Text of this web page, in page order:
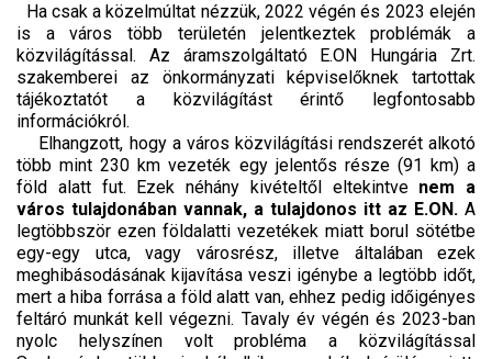
Ha csak a közelmúltat nézzük, 2022 végén és 2023 elején
is a város több területén jelentkeztek problémák a
közvilágítással. Az áramszolgáltató E.ON Hungária Zrt.
szakemberei az önkormányzati képviselőknek tartottak
tájékoztatót a közvilágítást érintő legfontosabb
információkról.
Elhangzott, hogy a város közvilágítási rendszerét alkotó
több mint 230 km vezeték egy jelentős része (91 km) a
föld alatt fut. Ezek néhány kivételtől eltekintve nem a
város tulajdonában vannak, a tulajdonos itt az E.ON. A
legtöbbször ezen földalatti vezetékek miatt borul sötétbe
egy-egy utca, vagy városrész, illetve általában ezek
meghibásodásának kijavítása veszi igénybe a legtöbb időt,
mert a hiba forrása a föld alatt van, ehhez pedig időigényes
feltáró munkát kell végezni. Tavaly év végén és 2023-ban
nyolc helyszínen volt probléma a közvilágítással